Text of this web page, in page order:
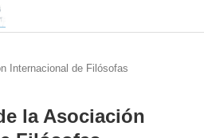
Internacional de Filósofas
la Asociación